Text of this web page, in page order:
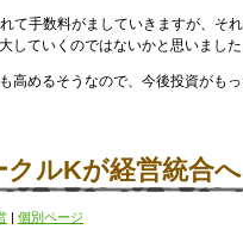
て手数料がましていきますが、それ
していくのではないかと思いました
高めるそうなので、今後投資がもっ
ルKが経営統合へ
| 個別ページ